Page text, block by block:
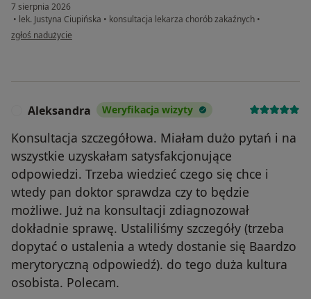
7 sierpnia 2026
• lek. Justyna Ciupińska • konsultacja lekarza chorób zakaźnych •
w opinii użytkownika Ewa
zgłoś nadużycie
Aleksandra Weryfikacja wizyty
Konsultacja szczegółowa. Miałam dużo pytań i na
wszystkie uzyskałam satysfakcjonujące
odpowiedzi. Trzeba wiedzieć czego się chce i
wtedy pan doktor sprawdza czy to będzie
możliwe. Już na konsultacji zdiagnozował
dokładnie sprawę. Ustaliliśmy szczegóły (trzeba
dopytać o ustalenia a wtedy dostanie się Baardzo
merytoryczną odpowiedź). do tego duża kultura
osobista. Polecam.